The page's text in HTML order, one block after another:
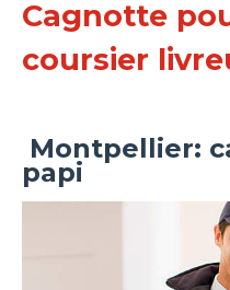
Cagnotte
coursier
Montpellier:
papi